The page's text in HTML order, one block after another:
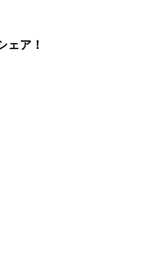
ェア！